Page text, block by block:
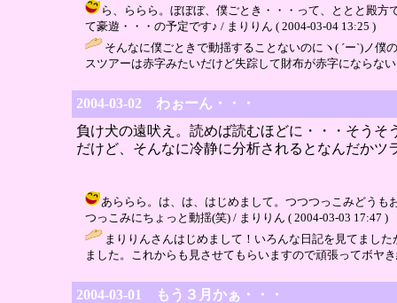
ら、ららら。ぼぼぼ、僕ごとき・・・って、ととと殿
て豪遊・・・の予定です♪ / まりりん ( 2004-03-04 13:25 )
そんなに僕ごときで動揺することないのにヽ( ´ー`)ノ
スツアーは赤字みたいだけど失踪して財布が赤字にならな
2004-03-02 わぉーん・・・
負け犬の遠吠え。読めば読むほどに・・・そうそ
だけど、そんなに冷静に分析されるとなんだかツ
あららら。は、は、はじめまして。つつつっこみどう
つっこみにちょっと動揺(笑) / まりりん ( 2004-03-03 17:47 )
まりりんさんはじめまして！いろんな日記を見てまし
ました。これからも見させてもらいますので頑張ってボヤ
2004-03-01 もう３月かぁ・・・